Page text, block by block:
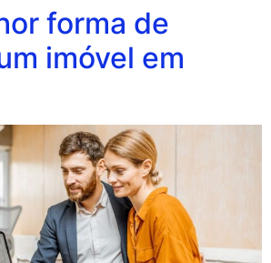
forma de
imóvel em